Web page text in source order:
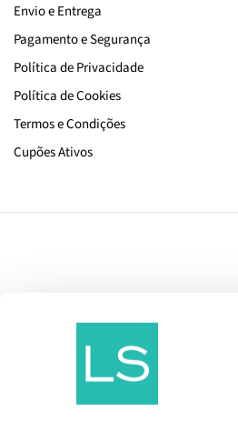
Envio e Entrega
Pagamento e Segurança
Política de Privacidade
Política de Cookies
Termos e Condições
Cupões Ativos